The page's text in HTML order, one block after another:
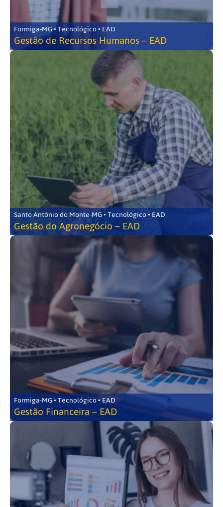
Formiga-MG • Tecnológico • EAD
Gestão de Recursos Humanos – EAD
Santo Antônio do Monte-MG • Tecnológico • EAD
Gestão do Agronegócio – EAD
Formiga-MG • Tecnológico • EAD
Gestão Financeira – EAD